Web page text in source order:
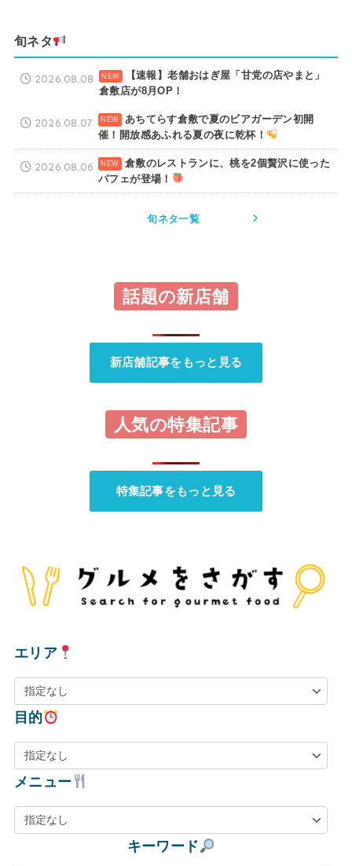
旬ネタ
【速報】老舗おはぎ屋「甘党の店やまと」
倉敷店が8月OP！
2026.08.08
あちてらす倉敷で夏のビアガーデン初開
催！開放感あふれる夏の夜に乾杯！
2026.08.07
倉敷のレストランに、桃を2個贅沢に使った
パフェが登場！
2026.08.06
旬ネタ一覧
話題の新店舗
新店舗記事をもっと見る
人気の特集記事
特集記事をもっと見る
エリア
目的
メニュー
キーワード